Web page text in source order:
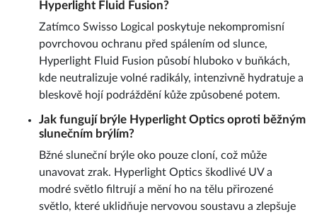
Hyperlight Fluid Fusion?
Zatímco Swisso Logical poskytuje nekompromisní
povrchovou ochranu před spálením od slunce,
Hyperlight Fluid Fusion působí hluboko v buňkách,
kde neutralizuje volné radikály, intenzivně hydratuje a
bleskově hojí podráždění kůže způsobené potem.
Jak fungují brýle Hyperlight Optics oproti běžným
slunečním brýlím?
Bžné sluneční brýle oko pouze cloní, což může
unavovat zrak. Hyperlight Optics škodlivé UV a
modré světlo filtrují a mění ho na tělu přirozené
světlo, které uklidňuje nervovou soustavu a zlepšuje